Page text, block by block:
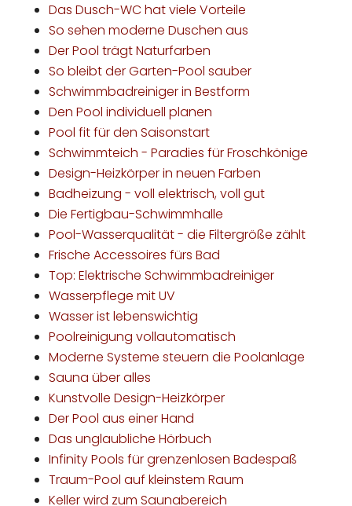
Das Dusch-WC hat viele Vorteile
So sehen moderne Duschen aus
Der Pool trägt Naturfarben
So bleibt der Garten-Pool sauber
Schwimmbadreiniger in Bestform
Den Pool individuell planen
Pool fit für den Saisonstart
Schwimmteich - Paradies für Froschkönige
Design-Heizkörper in neuen Farben
Badheizung - voll elektrisch, voll gut
Die Fertigbau-Schwimmhalle
Pool-Wasserqualität - die Filtergröße zählt
Frische Accessoires fürs Bad
Top: Elektrische Schwimmbadreiniger
Wasserpflege mit UV
Wasser ist lebenswichtig
Poolreinigung vollautomatisch
Moderne Systeme steuern die Poolanlage
Sauna über alles
Kunstvolle Design-Heizkörper
Der Pool aus einer Hand
Das unglaubliche Hörbuch
Infinity Pools für grenzenlosen Badespaß
Traum-Pool auf kleinstem Raum
Keller wird zum Saunabereich